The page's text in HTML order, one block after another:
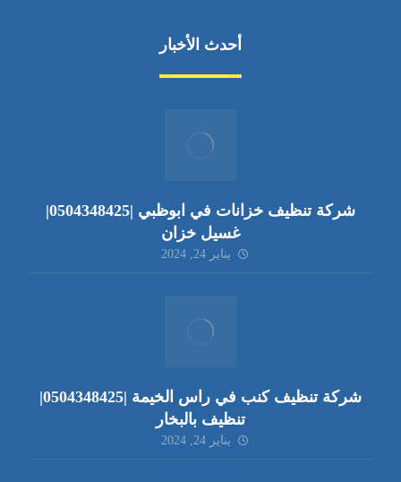
أحدث الأخبار
شركة تنظيف خزانات في ابوظبي |0504348425|
غسيل خزان
يناير 24, 2024
شركة تنظيف كنب في راس الخيمة |0504348425|
تنظيف بالبخار
يناير 24, 2024